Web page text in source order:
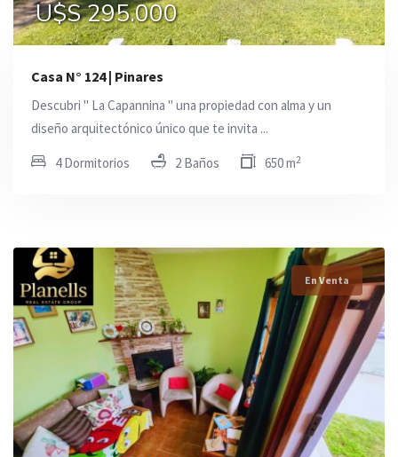
U$S 295.000
Casa N° 124 | Pinares
Descubri " La Capannina " una propiedad con alma y un
diseño arquitectónico único que te invita ...
4 Dormitorios 2 Baños 650 m2
En Venta